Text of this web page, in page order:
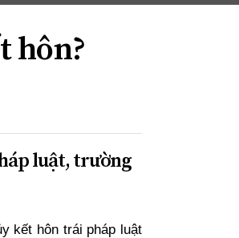
- Ngân
nghệ
hôn?
luật, trường
kết hôn trái pháp luật